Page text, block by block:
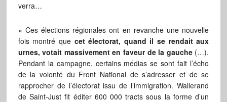
verra…
« Ces élections régionales ont en revanche une nouvelle
fois montré que cet électorat, quand il se rendait aux
urnes, votait massivement en faveur de la gauche(…).
Pendant la campagne, certains médias se sont fait l’écho
de la volonté du Front National de s’adresser et de se
rapprocher de l’électorat issu de l’immigration. Wallerand
de Saint-Just fit éditer 600 000 tracts sous la forme d’un